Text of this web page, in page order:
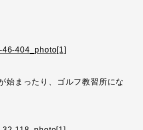
始まったり、ゴルフ教習所にな